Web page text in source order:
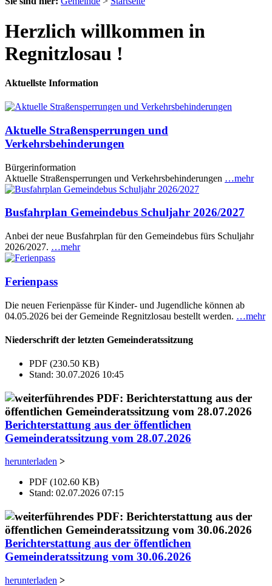
Herzlich willkommen in
Regnitzlosau !
Aktuellste Information
Aktuelle Straßensperrungen und
Verkehrsbehinderungen
Bürgerinformation
Aktuelle Straßensperrungen und Verkehrsbehinderungen …mehr
Busfahrplan Gemeindebus Schuljahr 2026/2027
Anbei der neue Busfahrplan für den Gemeindebus fürs Schuljahr
2026/2027. …mehr
Ferienpass
Die neuen Ferienpässe für Kinder- und Jugendliche können ab
04.05.2026 bei der Gemeinde Regnitzlosau bestellt werden. …mehr
Niederschrift der letzten Gemeinderatssitzung
PDF (230.50 KB)
Stand: 30.07.2026 10:45
Berichterstattung aus der öffentlichen
Gemeinderatssitzung vom 28.07.2026
herunterladen >
PDF (102.60 KB)
Stand: 02.07.2026 07:15
Berichterstattung aus der öffentlichen
Gemeinderatssitzung vom 30.06.2026
herunterladen >